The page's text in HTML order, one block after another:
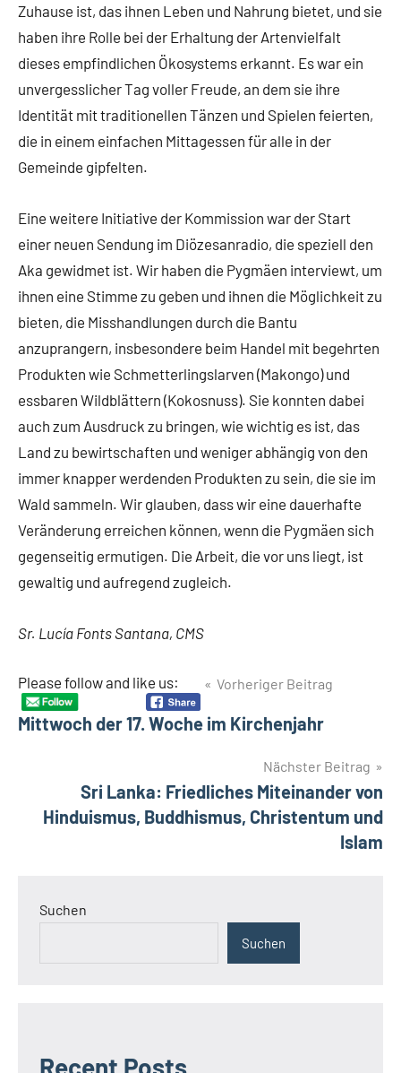
Zuhause ist, das ihnen Leben und Nahrung bietet, und sie
haben ihre Rolle bei der Erhaltung der Artenvielfalt
dieses empfindlichen Ökosystems erkannt. Es war ein
unvergesslicher Tag voller Freude, an dem sie ihre
Identität mit traditionellen Tänzen und Spielen feierten,
die in einem einfachen Mittagessen für alle in der
Gemeinde gipfelten.
Eine weitere Initiative der Kommission war der Start
einer neuen Sendung im Diözesanradio, die speziell den
Aka gewidmet ist. Wir haben die Pygmäen interviewt, um
ihnen eine Stimme zu geben und ihnen die Möglichkeit zu
bieten, die Misshandlungen durch die Bantu
anzuprangern, insbesondere beim Handel mit begehrten
Produkten wie Schmetterlingslarven (Makongo) und
essbaren Wildblättern (Kokosnuss). Sie konnten dabei
auch zum Ausdruck zu bringen, wie wichtig es ist, das
Land zu bewirtschaften und weniger abhängig von den
immer knapper werdenden Produkten zu sein, die sie im
Wald sammeln. Wir glauben, dass wir eine dauerhafte
Veränderung erreichen können, wenn die Pygmäen sich
gegenseitig ermutigen. Die Arbeit, die vor uns liegt, ist
gewaltig und aufregend zugleich.
Sr. Lucía Fonts Santana, CMS
Please follow and like us:
Schlagwörter
Pygmäen
Umweltschutz
BeitragsnavigationVorheriger Beitrag
Mittwoch der 17. Woche im Kirchenjahr
Nächster Beitrag
Sri Lanka: Friedliches Miteinander von
Hinduismus, Buddhismus, Christentum und
Islam
Suchen
Suchen
Recent Posts